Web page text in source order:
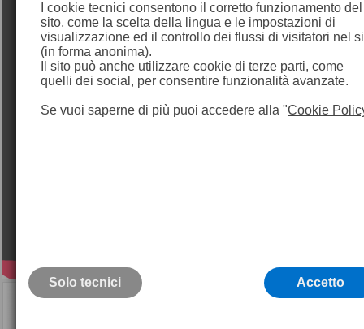
I cookie tecnici consentono il corretto funzionamento del
sito, come la scelta della lingua e le impostazioni di
visualizzazione ed il controllo dei flussi di visitatori nel
(in forma anonima).
Il sito può anche utilizzare cookie di terze parti, come
quelli dei social, per consentire funzionalità avanzate.
Se vuoi saperne di più puoi accedere alla "Cookie
Solo tecnici Accetto